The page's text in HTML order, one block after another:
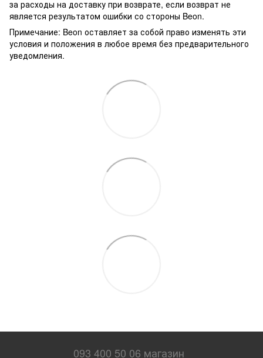
за расходы на доставку при возврате, если возврат не
является результатом ошибки со стороны Beon.
Примечание: Beon оставляет за собой право изменять эти
условия и положения в любое время без предварительного
уведомления.
093 400 50 06 магазин